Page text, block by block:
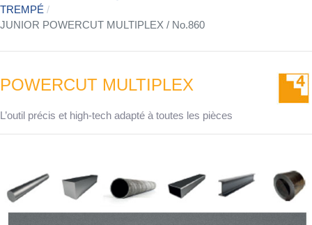
TREMPÉ
JUNIOR POWERCUT MULTIPLEX / No.860
POWERCUT MULTIPLEX
L’outil précis et high-tech adapté à toutes les pièces